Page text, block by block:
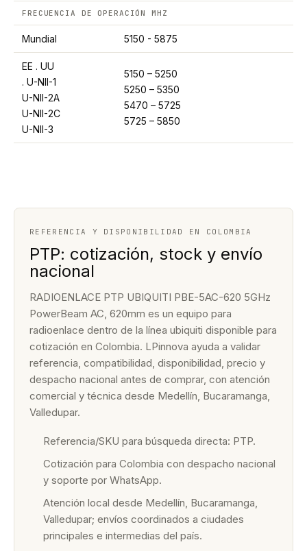
FRECUENCIA DE OPERACIÓN MHZ
Mundial 5150 - 5875
EE . UU
. U-NII-1
U-NII-2A
U-NII-2C
U-NII-3
5150 – 5250
5250 – 5350
5470 – 5725
5725 – 5850
REFERENCIA Y DISPONIBILIDAD EN COLOMBIA
PTP: cotización, stock y envío
nacional
RADIOENLACE PTP UBIQUITI PBE-5AC-620 5GHz
PowerBeam AC, 620mm es un equipo para
radioenlace dentro de la línea ubiquiti disponible para
cotización en Colombia. LPinnova ayuda a validar
referencia, compatibilidad, disponibilidad, precio y
despacho nacional antes de comprar, con atención
comercial y técnica desde Medellín, Bucaramanga,
Valledupar.
Referencia/SKU para búsqueda directa: PTP.
Cotización para Colombia con despacho nacional
y soporte por WhatsApp.
Atención local desde Medellín, Bucaramanga,
Valledupar; envíos coordinados a ciudades
principales e intermedias del país.